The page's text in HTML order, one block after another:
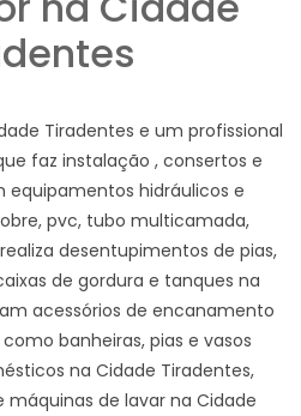
Tiradentes e um profissional
faz instalação , consertos e
equipamentos hidráulicos e
pvc, tubo multicamada,
desentupimentos de pias,
de gordura e tanques na
acessórios de encanamento
banheiras, pias e vasos
na Cidade Tiradentes,
de lavar na Cidade